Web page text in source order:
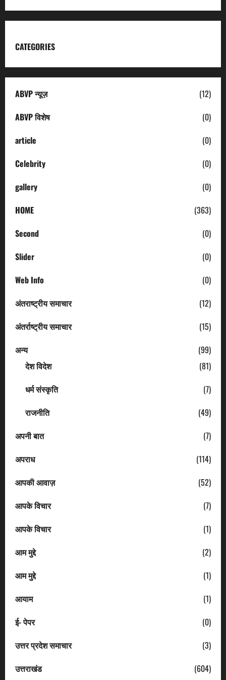
CATEGORIES
ABVP न्यूज़
(12)
ABVP विशेष
(0)
article
(0)
Celebrity
(0)
gallery
(0)
HOME
(363)
Second
(0)
Slider
(0)
Web Info
(0)
अंतराष्ट्रीय समाचार
(12)
अंतर्राष्ट्रीय समाचार
(15)
अन्य
(99)
देश विदेश
(81)
धर्म संस्कृति
(7)
राजनीति
(49)
अपनी बात
(7)
अपराध
(114)
आपकी आवाज़
(52)
आपके विचार
(7)
आपके विचार
(1)
आम मुद्दे
(2)
आम मुद्दे
(1)
आयाम
(1)
ई- पेपर
(0)
उत्तर प्रदेश समाचार
(3)
उत्तराखंड
(604)